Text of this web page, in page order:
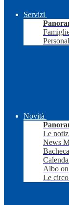
Servizi
Novità
Le
News
Albo
Le